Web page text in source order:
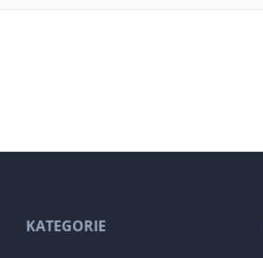
KATEGORIE